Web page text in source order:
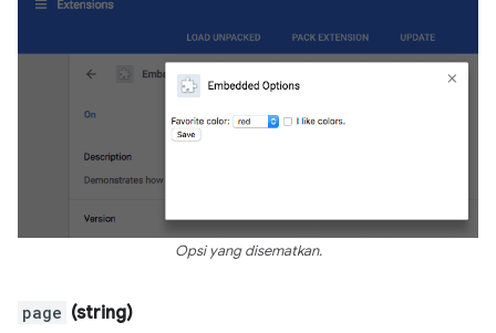
Opsi yang disematkan.
page (string)